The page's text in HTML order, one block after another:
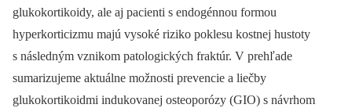
glukokortikoidy, ale aj pacienti s endogénnou formou
hyperkorticizmu majú vysoké riziko poklesu kostnej hustoty
s následným vznikom patologických fraktúr. V prehľade
sumarizujeme aktuálne možnosti prevencie a liečby
glukokortikoidmi indukovanej osteoporózy (GIO) s návrhom